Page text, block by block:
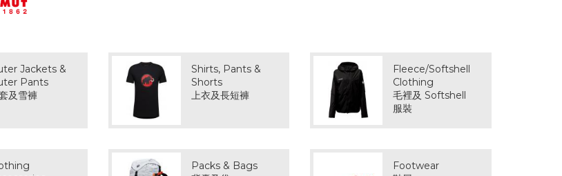
Jackets &
Pants
及雪褲
Shirts, Pants &
Shorts
上衣及長短褲
Fleece/Softshell
Clothing
毛裡及 Softshell
服裝
Packs & Bags
Footwear